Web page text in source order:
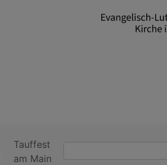
Tauffest
am Main
Suche